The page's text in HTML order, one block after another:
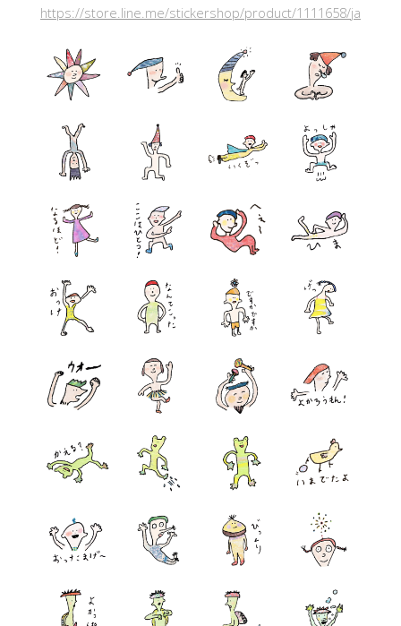
https://store.line.me/stickershop/product/1111658/ja